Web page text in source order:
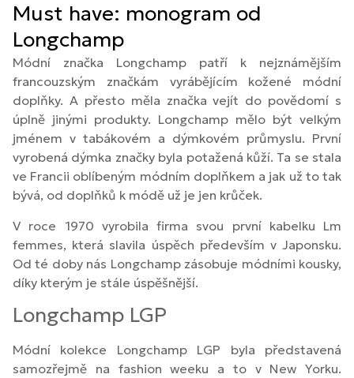
Must have: monogram od
Longchamp
Módní značka Longchamp patří k nejznámějším
francouzským značkám vyrábějícím kožené módní
doplňky. A přesto měla značka vejít do povědomí s
úplně jinými produkty. Longchamp mělo být velkým
jménem v tabákovém a dýmkovém průmyslu. První
vyrobená dýmka značky byla potažená kůží. Ta se stala
ve Francii oblíbeným módním doplňkem a jak už to tak
bývá, od doplňků k módě už je jen krůček.
V roce 1970 vyrobila firma svou první kabelku Lm
femmes, která slavila úspěch především v Japonsku.
Od té doby nás Longchamp zásobuje módními kousky,
díky kterým je stále úspěšnější.
Longchamp LGP
Módní kolekce Longchamp LGP byla představená
samozřejmě na fashion weeku a to v New Yorku.